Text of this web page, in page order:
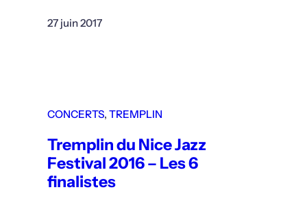
27 juin 2017
CONCERTS, TREMPLIN
Tremplin du Nice Jazz
Festival 2016 – Les 6
finalistes